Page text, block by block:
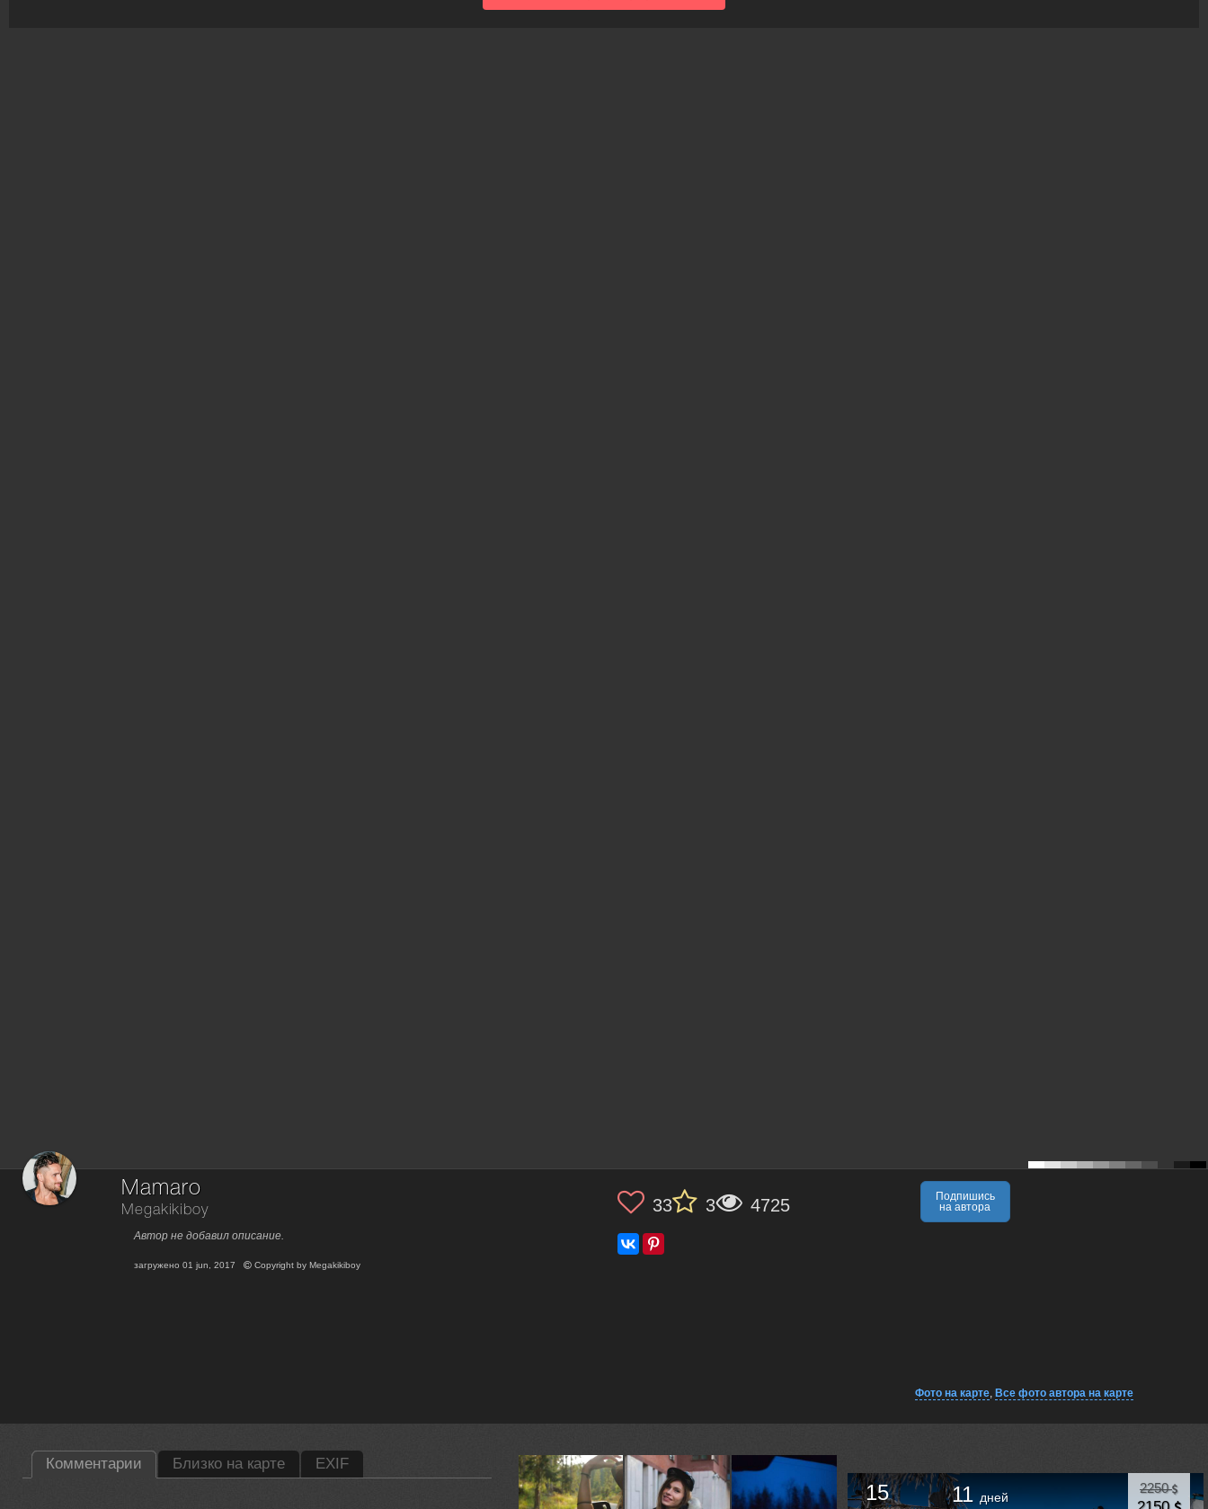
Mamaro
Megakikiboy
Автор не добавил описание.
загружено01 jun, 2017 Copyright byMegakikiboy
33 3 4725
Подпишись
на автора
Фото на карте, Все фото автора на карте
Комментарии Близко на карте EXIF
2250
15 11дней